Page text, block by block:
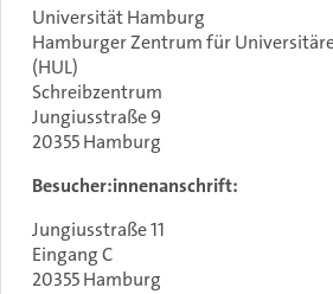
Universität Hamburg
Hamburger Zentrum für
(HUL)
Schreibzentrum
Jungiusstraße 9
20355 Hamburg
Besucher:innenanschrift:
Jungiusstraße 11
Eingang C
20355 Hamburg